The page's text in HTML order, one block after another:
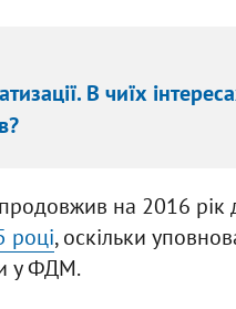
В чиїх
на 2016
році, оскільки
у ФДМ.